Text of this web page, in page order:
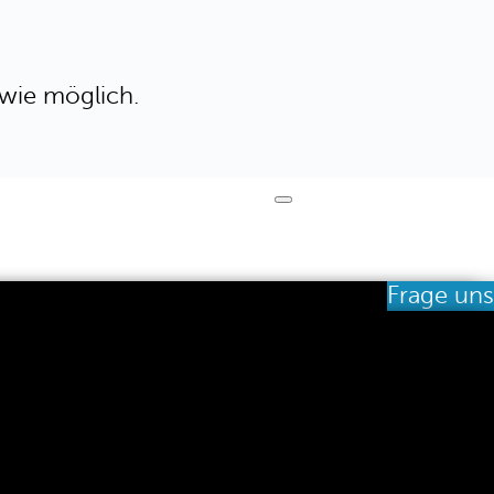
möglich.
Frage uns